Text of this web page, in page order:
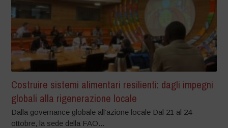
Costruire sistemi alimentari resilienti: dagli impegni
globali alla rigenerazione locale
Dalla governance globale all’azione locale Dal 21 al 24
ottobre, la sede della FAO...